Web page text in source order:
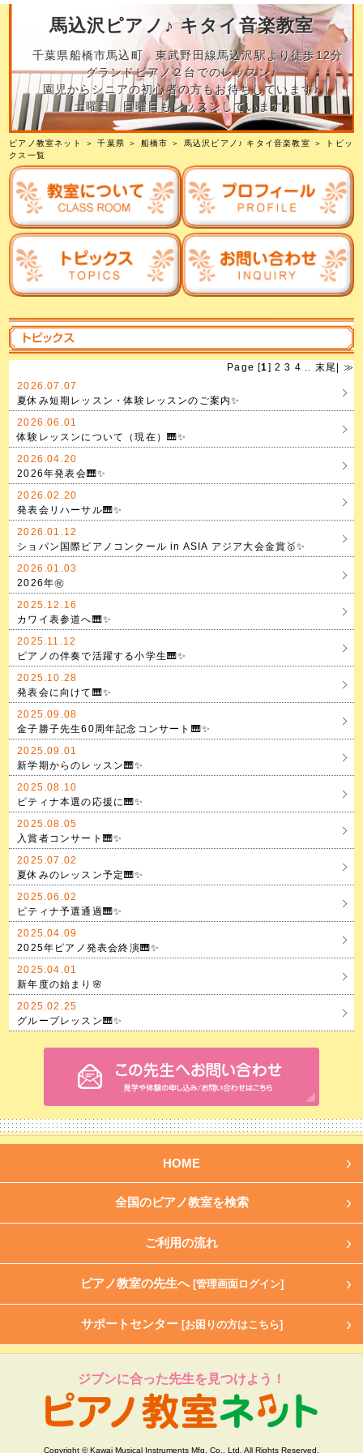
馬込沢ピアノ♪ キタイ音楽教室
千葉県船橋市馬込町 東武野田線馬込沢駅より徒歩12分
グランドピアノ２台でのレッスン♪
園児からシニアの初心者の方もお待ちしています♪
土曜日、日曜日もレッスンしています♪
ピアノ教室ネット ＞千葉県 ＞ 船橋市 ＞ 馬込沢ピアノ♪ キタイ音楽教室 ＞ トピッ
クス一覧
Page [1] 2 3 4 .. 末尾
≫
2026.07.07
夏休み短期レッスン・体験レッスンのご案内✨
2026.06.01
体験レッスンについて（現在）🎹✨
2026.04.20
2026年発表会🎹✨
2026.02.20
発表会リハーサル🎹✨
2026.01.12
ショパン国際ピアノコンクール in ASIA アジア大会金賞🥇✨
2026.01.03
2026年㊗️
2025.12.16
カワイ表参道へ🎹✨
2025.11.12
ピアノの伴奏で活躍する小学生🎹✨
2025.10.28
発表会に向けて🎹✨
2025.09.08
金子勝子先生60周年記念コンサート🎹✨
2025.09.01
新学期からのレッスン🎹✨
2025.08.10
ピティナ本選の応援に🎹✨
2025.08.05
入賞者コンサート🎹✨
2025.07.02
夏休みのレッスン予定🎹✨
2025.06.02
ピティナ予選通過🎹✨
2025.04.09
2025年ピアノ発表会終演🎹✨
2025.04.01
新年度の始まり🌸
2025.02.25
グループレッスン🎹✨
HOME
全国のピアノ教室を検索
ご利用の流れ
ピアノ教室の先生へ [管理画面ログイン]
サポートセンター [お困りの方はこちら]
ジブンに合った先生を見つけよう！
Copyright © Kawai Musical Instruments Mfg. Co., Ltd. All Rights Reserved.